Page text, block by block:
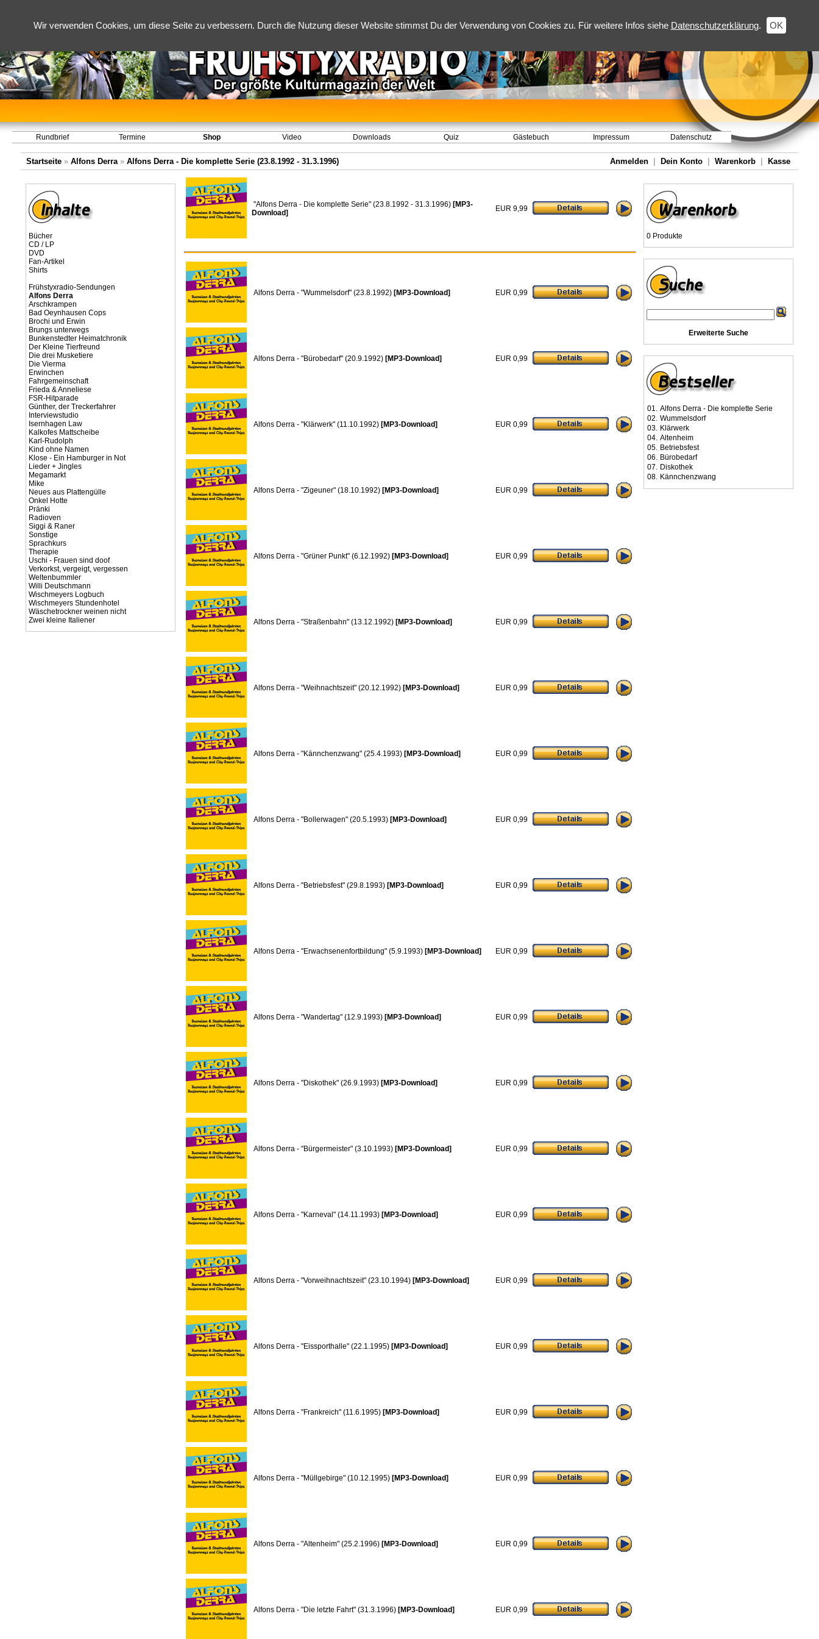
Wir verwenden Cookies, um diese Seite zu verbessern. Durch die Nutzung dieser Website stimmst Du der Verwendung von Cookies zu. Für weitere Infos siehe Datenschutzerklärung. OK
Rundbrief Termine Shop Video Downloads Quiz Gästebuch Impressum Datenschutz
Startseite » Alfons Derra» Alfons Derra - Die komplette Serie (23.8.1992 - 31.3.1996) Anmelden Dein Konto Warenkorb Kasse
Bücher
CD / LP
DVD
Fan-Artikel
Shirts
Frühstyxradio-Sendungen
Alfons Derra
Arschkrampen
Bad Oeynhausen Cops
Brochi und Erwin
Brungs unterwegs
Bunkenstedter Heimatchronik
Der Kleine Tierfreund
Die drei Musketiere
Die Vierma
Erwinchen
Fahrgemeinschaft
Frieda & Anneliese
FSR-Hitparade
Günther, der Treckerfahrer
Interviewstudio
Isernhagen Law
Kalkofes Mattscheibe
Karl-Rudolph
Kind ohne Namen
Klose - Ein Hamburger in Not
Lieder + Jingles
Megamarkt
Mike
Neues aus Plattengülle
Onkel Hotte
Pränki
Radioven
Siggi & Raner
Sonstige
Sprachkurs
Therapie
Uschi - Frauen sind doof
Verkorkst, vergeigt, vergessen
Weltenbummler
Willi Deutschmann
Wischmeyers Logbuch
Wischmeyers Stundenhotel
Wäschetrockner weinen nicht
Zwei kleine Italiener
"Alfons Derra - Die komplette Serie" (23.8.1992 - 31.3.1996) [MP3-
Download]
EUR 9,99
Alfons Derra - "Wummelsdorf" (23.8.1992) [MP3-Download] EUR 0,99
Alfons Derra - "Bürobedarf" (20.9.1992) [MP3-Download] EUR 0,99
Alfons Derra - "Klärwerk" (11.10.1992) [MP3-Download] EUR 0,99
Alfons Derra - "Zigeuner" (18.10.1992) [MP3-Download] EUR 0,99
Alfons Derra - "Grüner Punkt" (6.12.1992) [MP3-Download] EUR 0,99
Alfons Derra - "Straßenbahn" (13.12.1992) [MP3-Download] EUR 0,99
Alfons Derra - "Weihnachtszeit" (20.12.1992) [MP3-Download] EUR 0,99
Alfons Derra - "Kännchenzwang" (25.4.1993) [MP3-Download] EUR 0,99
Alfons Derra - "Bollerwagen" (20.5.1993) [MP3-Download] EUR 0,99
Alfons Derra - "Betriebsfest" (29.8.1993) [MP3-Download] EUR 0,99
Alfons Derra - "Erwachsenenfortbildung" (5.9.1993) [MP3-Download] EUR 0,99
Alfons Derra - "Wandertag" (12.9.1993) [MP3-Download] EUR 0,99
Alfons Derra - "Diskothek" (26.9.1993) [MP3-Download] EUR 0,99
Alfons Derra - "Bürgermeister" (3.10.1993) [MP3-Download] EUR 0,99
Alfons Derra - "Karneval" (14.11.1993) [MP3-Download] EUR 0,99
Alfons Derra - "Vorweihnachtszeit" (23.10.1994) [MP3-Download] EUR 0,99
Alfons Derra - "Eissporthalle" (22.1.1995) [MP3-Download] EUR 0,99
Alfons Derra - "Frankreich" (11.6.1995) [MP3-Download] EUR 0,99
Alfons Derra - "Müllgebirge" (10.12.1995) [MP3-Download] EUR 0,99
Alfons Derra - "Altenheim" (25.2.1996) [MP3-Download] EUR 0,99
Alfons Derra - "Die letzte Fahrt" (31.3.1996) [MP3-Download] EUR 0,99
0 Produkte
Erweiterte Suche
01. Alfons Derra - Die komplette Serie
02. Wummelsdorf
03. Klärwerk
04. Altenheim
05. Betriebsfest
06. Bürobedarf
07. Diskothek
08. Kännchenzwang